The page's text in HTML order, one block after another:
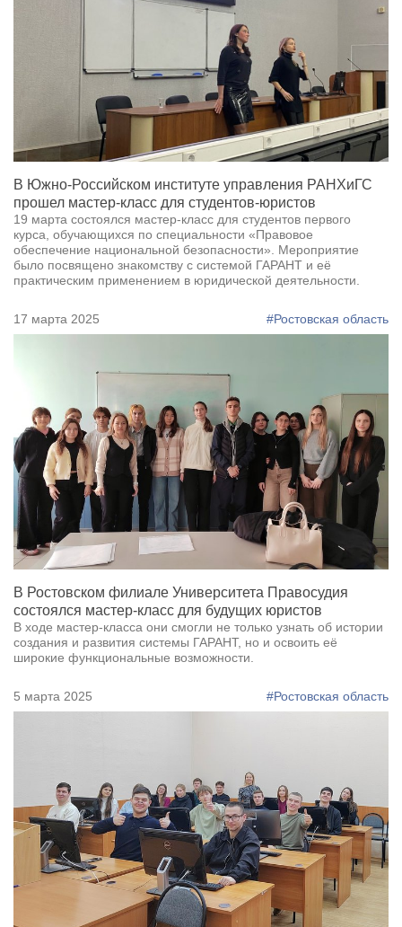
В Южно-Российском институте управления РАНХиГС
прошел мастер-класс для студентов-юристов
19 марта состоялся мастер-класс для студентов первого
курса, обучающихся по специальности «Правовое
обеспечение национальной безопасности». Мероприятие
было посвящено знакомству с системой ГАРАНТ и её
практическим применением в юридической деятельности.
17 марта 2025 #Ростовская область
В Ростовском филиале Университета Правосудия
состоялся мастер-класс для будущих юристов
В ходе мастер-класса они смогли не только узнать об истории
создания и развития системы ГАРАНТ, но и освоить её
широкие функциональные возможности.
5 марта 2025 #Ростовская область